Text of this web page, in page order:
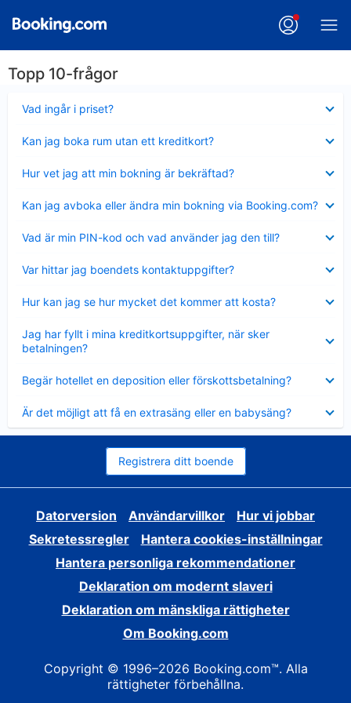
Topp 10-frågor
Vad ingår i priset?
mindre
Kan jag boka rum utan ett kreditkort?
mindre
Hur vet jag att min bokning är bekräftad?
mindre
Kan jag avboka eller ändra min bokning via Booking.com?
mindre
Vad är min PIN-kod och vad använder jag den till?
mindre
Var hittar jag boendets kontaktuppgifter?
mindre
Hur kan jag se hur mycket det kommer att kosta?
mindre
Jag har fyllt i mina kreditkortsuppgifter, när sker
betalningen?
mindre
Begär hotellet en deposition eller förskottsbetalning?
mindre
Är det möjligt att få en extrasäng eller en babysäng?
mindre
Registrera ditt boende
Datorversion Användarvillkor
Hur vi jobbar
Sekretessregler
Hantera cookies-inställningar
Hantera personliga rekommendationer
Deklaration om modernt slaveri
Deklaration om mänskliga rättigheter
Om Booking.com
Copyright © 1996–2026 Booking.com™. Alla
rättigheter förbehållna.